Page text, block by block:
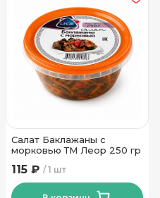
Салат Баклажаны с
морковью ТМ Леор 250 гр
1 шт
115 ₽